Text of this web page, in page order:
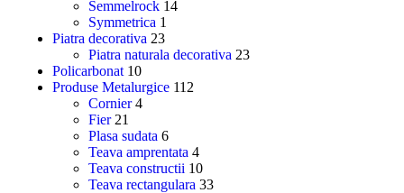
Semmelrock 14
Symmetrica 1
Piatra decorativa 23
Piatra naturala decorativa 23
Policarbonat 10
Produse Metalurgice 112
Cornier 4
Fier 21
Plasa sudata 6
Teava amprentata 4
Teava constructii 10
Teava rectangulara 33